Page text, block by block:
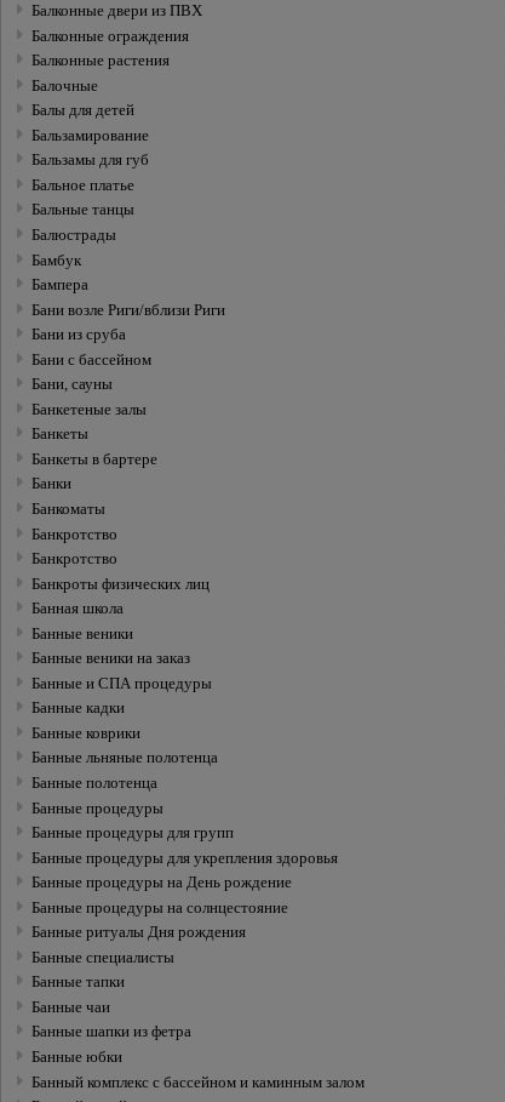
Балконные двери из ПВХ
Балконные ограждения
Балконные растения
Балочные
Балы для детей
Бальзамирование
Бальзамы для губ
Бальное платье
Бальные танцы
Балюстрады
Бамбук
Бампера
Бани возле Риги/вблизи Риги
Бани из сруба
Бани с бассейном
Бани, сауны
Банкетeные залы
Банкеты
Банкеты в бартере
Банки
Банкоматы
Банкротство
Банкротство
Банкроты физических лиц
Банная школа
Банные веники
Банные веники на заказ
Банные и СПА процедуры
Банные кадки
Банные коврики
Банные льняные полотенца
Банные полотенца
Банные процедуры
Банные процедуры для групп
Банные процедуры для укрепления здоровья
Банные процедуры на День рождение
Банные процедуры на солнцестояние
Банные ритуалы Дня рождения
Банные специалисты
Банные тапки
Банные чаи
Банные шапки из фетра
Банные юбки
Банный комплекс с бассейном и каминным залом